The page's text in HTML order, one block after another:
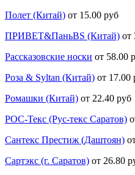
Полет (Китай) от 15.00 руб
ПРИВЕТ&ПаньBS (Китай) от
Рассказовские носки от 58.00
Роза & Syltan (Китай) от 17.00
Ромашки (Китай) от 22.40 руб
РОС-Текс (Рус-текс Саратов)
Сантекс Престиж (Даштоян)
Сартэкс (г. Саратов) от 26.80